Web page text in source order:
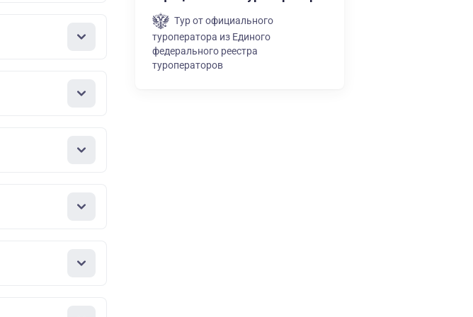
Тур от официального
туроператора из Единого
федерального реестра
туроператоров